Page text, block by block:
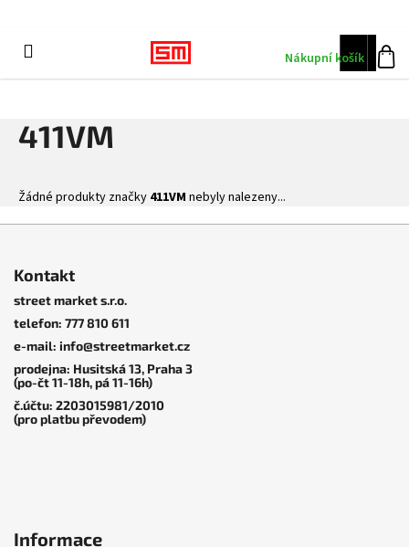
obsah
CZK
Nákupní košík
Menu
411VM
Žádné produkty značky 411VM nebyly nalezeny...
í
Kontakt
street market s.r.o.
telefon: 777 810 611
e-mail: info@streetmarket.cz
prodejna: Husitská 13, Praha 3
(po-čt 11-18h, pá 11-16h)
č.účtu: 2203015981/2010
(pro platbu převodem)
Informace